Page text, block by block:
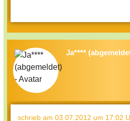
Ja****
schrieb am 03.07.2012 um 17:02